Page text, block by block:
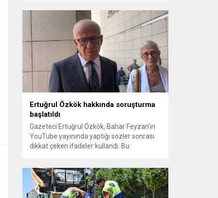
oylamada usul ve gizlilikle ilgili ciddi iddialar
ortaya atıldı; bazı oyların geçersiz
sayılması ve meclis içindeki yönlendirmeler
kamuoyunda tepkilere yol açtı. Seçim
sürecinde yaşanan gelişmeler, parti
grupları arasındaki gerilimi artırdı. CHP’nin...
Ertuğrul Özkök hakkında soruşturma
başlatıldı
Gazeteci Ertuğrul Özkök, Bahar Feyzan’ın
YouTube yayınında yaptığı sözler sonrası
dikkat çeken ifadeler kullandı. Bu
‘Cumhurbaşkanına hakaret’ suçundan
re’sen soruşturma başlatıldı. Özkök,
hakkındaki soruşturma kapsamında